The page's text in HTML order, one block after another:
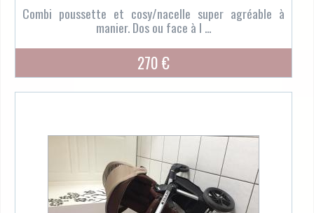
Combi poussette et cosy/nacelle super agréable à
manier. Dos ou face à l ...
270 €